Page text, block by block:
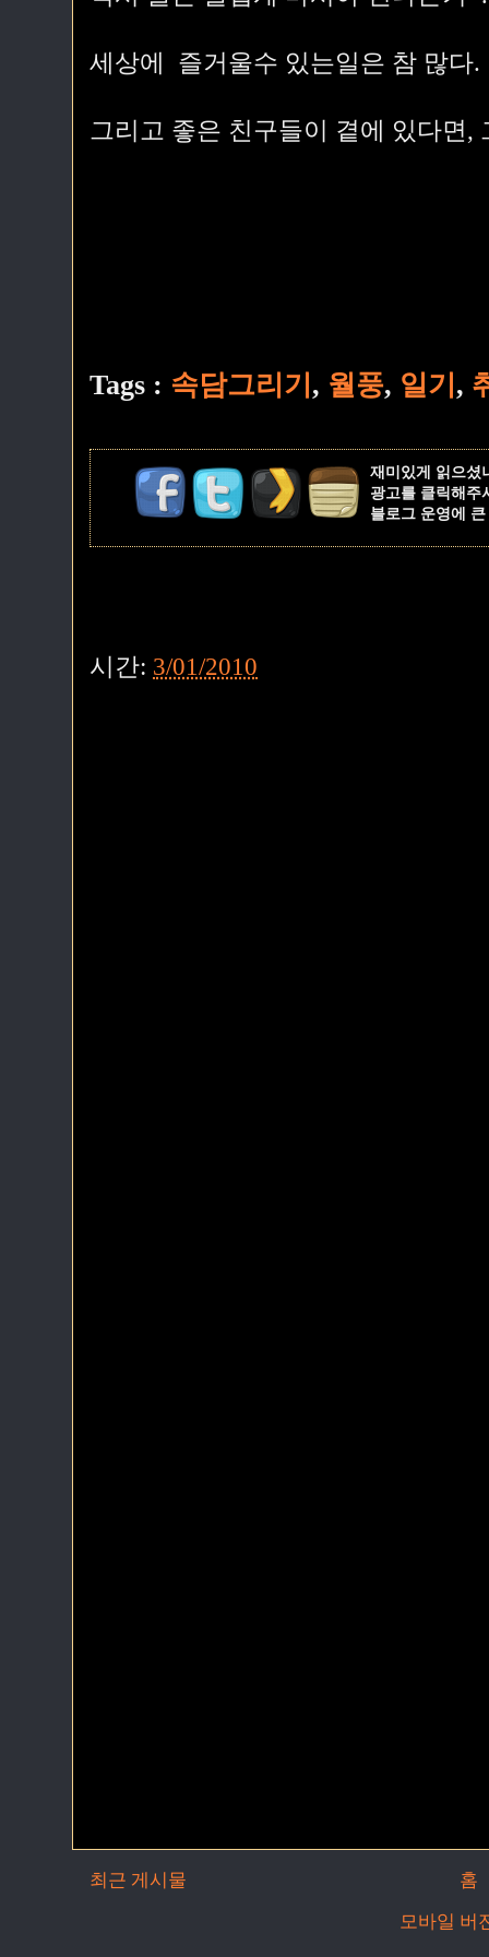
세상에 즐거울수 있는일은 참 많다.
그리고 좋은 친구들이 곁에 있다면,
Tags : 속담그리기 , 월풍, 일기 ,
재미있게 읽으셨
광고를 클릭해주
블로그 운영에
시간: 3/01/2010
최근 게시물
홈
모바일 버